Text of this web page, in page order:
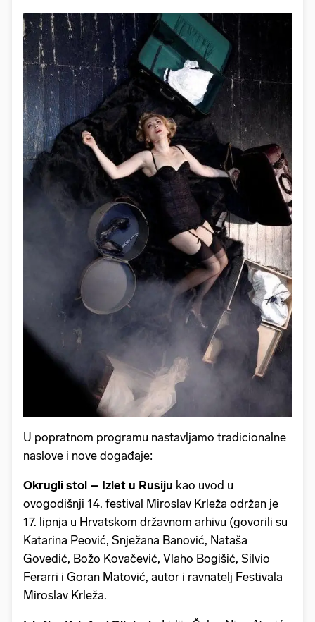
U popratnom programu nastavljamo tradicionalne
naslove i nove događaje:
Okrugli stol – Izlet u Rusiju kao uvod u
ovogodišnji 14. festival Miroslav Krleža održan je
17. lipnja u Hrvatskom državnom arhivu (govorili su
Katarina Peović, Snježana Banović, Nataša
Govedić, Božo Kovačević, Vlaho Bogišić, Silvio
Ferarri i Goran Matović, autor i ravnatelj Festivala
Miroslav Krleža.